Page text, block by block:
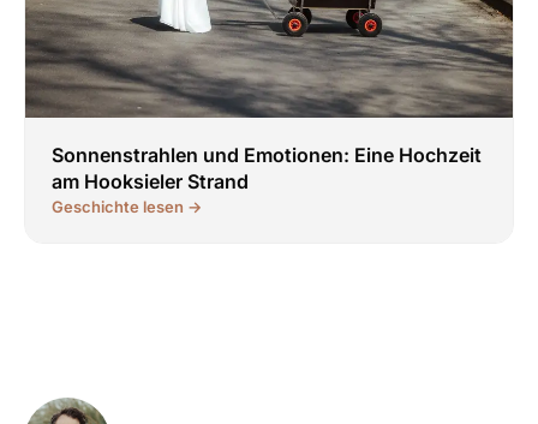
Sonnenstrahlen und Emotionen: Eine Hochzeit
am Hooksieler Strand
Geschichte lesen →